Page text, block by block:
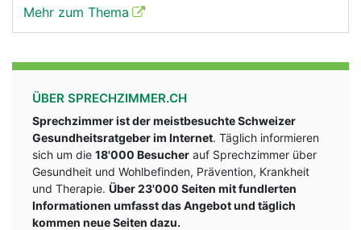
Mehr zum Thema
ÜBER SPRECHZIMMER.CH
Sprechzimmer ist der meistbesuchte Schweizer
Gesundheitsratgeber im Internet. Täglich informieren
sich um die 18'000 Besucher auf Sprechzimmer über
Gesundheit und Wohlbefinden, Prävention, Krankheit
und Therapie. Über 23'000 Seiten mit fundlerten
Informationen umfasst das Angebot und täglich
kommen neue Seiten dazu.